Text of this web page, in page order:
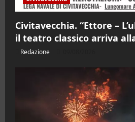
Civitavecchia. “Ettore –
il teatro classico arriva
Redazione